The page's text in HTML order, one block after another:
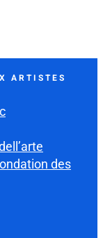
ARTISTES
des